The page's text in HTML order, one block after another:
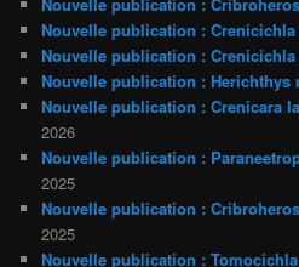
Nouvelle publication :
Nouvelle publication :
Nouvelle publication : Herichthys
Nouvelle publication : Crenicara
2026
Nouvelle publication :
2025
Nouvelle publication :
2025
Nouvelle publication :